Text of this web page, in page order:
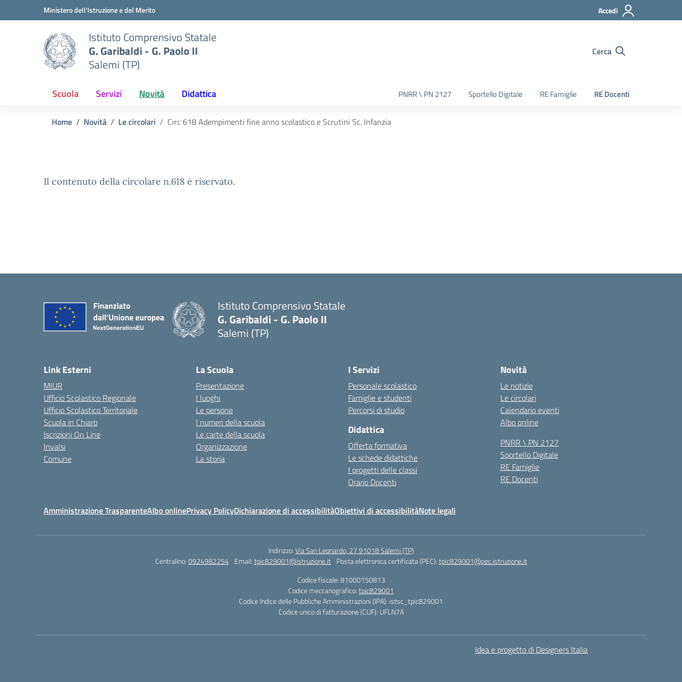
Vai ai contenuti
Vai al menu di navigazioneMinistero dell'Istruzione e del Merito Accedi
Istituto Comprensivo Statale
G. Garibaldi - G. Paolo II
Salemi (TP)
Cerca
Scuola Servizi Novità Didattica PNRR \ PN 2127 Sportello Digitale RE Famiglie RE Docenti
Home Novità Le circolari Circ 618 Adempimenti fine anno scolastico e Scrutini Sc. Infanzia
Il contenuto della circolare n.618 è riservato.
Istituto Comprensivo Statale
G. Garibaldi - G. Paolo II
Salemi (TP)
Link Esterni
MIUR
Ufficio Scolastico Regionale
Ufficio Scolastico Territoriale
Scuola in Chiaro
Iscrizioni On Line
Invalsi
Comune
La Scuola
Presentazione
I luoghi
Le persone
I numeri della scuola
Le carte della scuola
Organizzazione
La storia
I Servizi
Personale scolastico
Famiglie e studenti
Percorsi di studio
Didattica
Offerta formativa
Le schede didattiche
I progetti delle classi
Orario Docenti
Novità
Le notizie
Le circolari
Calendario eventi
Albo online
PNRR \ PN 2127
Sportello Digitale
RE Famiglie
RE Docenti
Amministrazione TrasparenteAlbo onlinePrivacy PolicyDichiarazione di accessibilitàObiettivi di accessibilitàNote legali
Indirizzo:Via San Leonardo, 27 91018 Salemi (TP)
Centralino:0924982254 Email:tpic829001@istruzione.it Posta elettronica certificata (PEC):tpic829001@pec.istruzione.it
Codice fiscale: 81000150813
Codice meccanografico:tpic829001
Codice Indice delle Pubbliche Amministrazioni (IPA): istsc_tpic829001
Codice unico di fatturazione (CUF): UFLN7A
Idea e progetto di Designers Italia